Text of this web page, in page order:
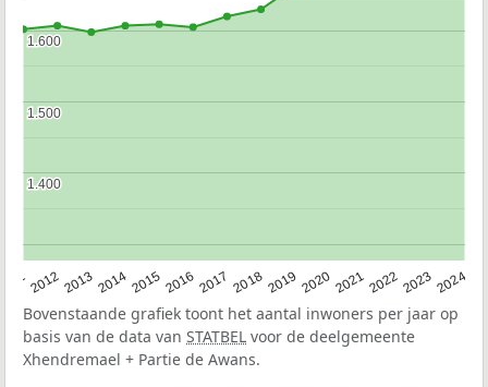
201220132014201520162017 20182019 20202021202220232024
1.400
1.400
1.500
1.500
1.600
1.600
Bovenstaande grafiek toont het aantal inwoners per jaar op
basis van de data van STATBEL voor de deelgemeente
Xhendremael + Partie de Awans.